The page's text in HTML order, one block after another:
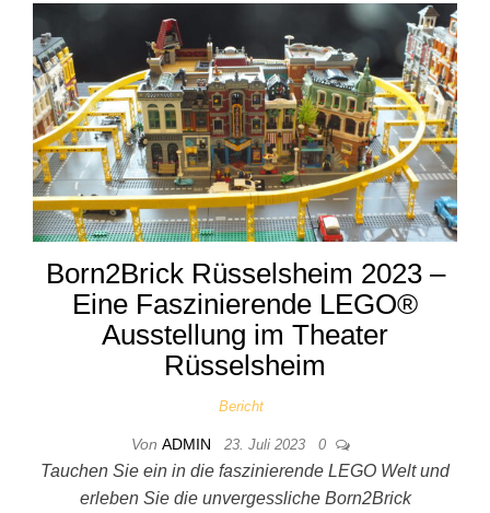
Born2Brick Rüsselsheim 2023 –
Eine Faszinierende LEGO®
Ausstellung im Theater
Rüsselsheim
Bericht
Von ADMIN 23. Juli 2023 0
Tauchen Sie ein in die faszinierende LEGO Welt und
erleben Sie die unvergessliche Born2Brick